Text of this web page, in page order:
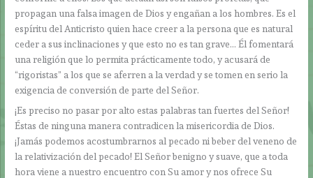
propagan una falsa imagen de Dios y engañan a los hombres. Es el
espíritu del Anticristo quien hace creer a la persona que es natural
ceder a sus inclinaciones y que esto no es tan grave… Él fomentará
una religión que lo permita prácticamente todo, y acusará de
“rigoristas” a los que se aferren a la verdad y se tomen en serio la
exigencia de conversión de parte del Señor.
¡Es preciso no pasar por alto estas palabras tan fuertes del Señor!
Éstas de ninguna manera contradicen la misericordia de Dios.
¡Jamás podemos acostumbrarnos al pecado ni beber del veneno de
la relativización del pecado! El Señor benigno y suave, que a toda
hora viene a nuestro encuentro con Su amor y nos ofrece Su